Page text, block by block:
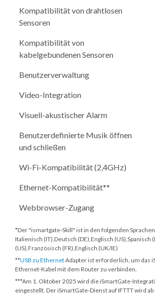
Kompatibilität von drahtlosen
Sensoren
Kompatibilität von
kabelgebundenen Sensoren
Benutzerverwaltung
Video-Integration
Visuell-akustischer Alarm
Benutzerdefinierte Musik öffnen
und schließen
Wi-Fi-Kompatibilität (2,4GHz)
Ethernet-Kompatibilität**
Webbrowser-Zugang
*Der "ismartgate-Skill" ist in den folgenden
Italienisch (IT),Deutsch (DE),Englisch (US),Spanisch
(US),Französisch (FR),Englisch (UK/IE)
**USB zu EthernetAdapter ist erforderlich, um das
Ethernet-Kabel mit dem Router zu verbinden.
***Am 1. Oktober 2025 wird die iSmartGate-
eingestellt. Der iSmartGate-Dienst auf IFTTT wird